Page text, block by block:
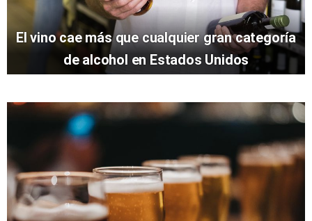
El vino cae más que cualquier gran categoría
de alcohol en Estados Unidos